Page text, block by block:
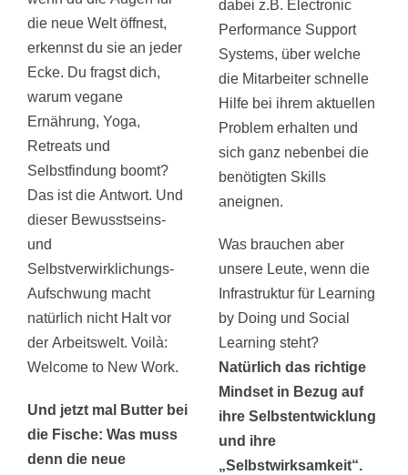
die neue Welt öffnest,
erkennst du sie an jeder
Ecke. Du fragst dich,
warum vegane
Ernährung, Yoga,
Retreats und
Selbstfindung boomt?
Das ist die Antwort. Und
dieser Bewusstseins-
und
Selbstverwirklichungs-
Aufschwung macht
natürlich nicht Halt vor
der Arbeitswelt. Voilà:
Welcome to New Work.
Und jetzt mal Butter bei
die Fische: Was muss
denn die neue
dabei z.B. Electronic
Performance Support
Systems, über welche
die Mitarbeiter schnelle
Hilfe bei ihrem aktuellen
Problem erhalten und
sich ganz nebenbei die
benötigten Skills
aneignen.
Was brauchen aber
unsere Leute, wenn die
Infrastruktur für Learning
by Doing und Social
Learning steht?
Natürlich das richtige
Mindset in Bezug auf
ihre Selbstentwicklung
und ihre
„Selbstwirksamkeit“.